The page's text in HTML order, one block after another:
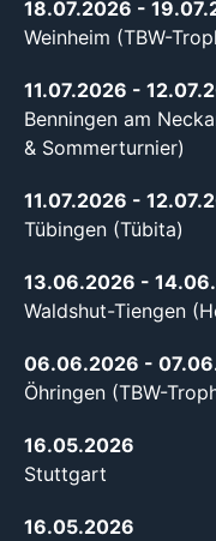
18.07.2026 -
Weinheim (TBW-
11.07.2026 -
Benningen am
& Sommerturnier)
11.07.2026 -
Tübingen (Tübita)
13.06.2026 -
Waldshut-Tiengen
06.06.2026 -
Öhringen (TBW-
16.05.2026
Stuttgart
16.05.2026